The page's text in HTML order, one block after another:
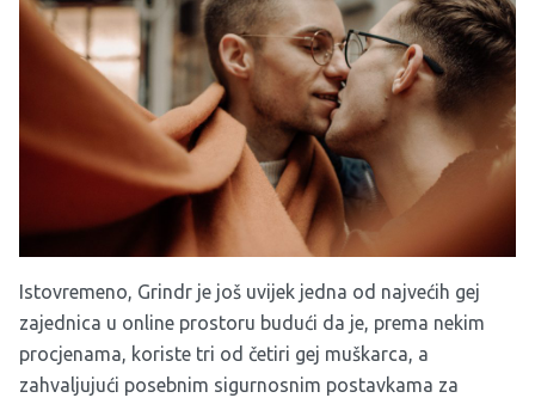
Istovremeno, Grindr je još uvijek jedna od najvećih gej
zajednica u online prostoru budući da je, prema nekim
procjenama, koriste tri od četiri gej muškarca, a
zahvaljujući posebnim sigurnosnim postavkama za